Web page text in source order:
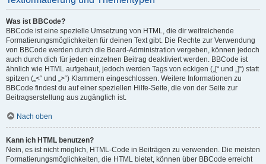
Was ist BBCode?
BBCode ist eine spezielle Umsetzung von HTML, die dir weitreichende
Formatierungsmöglichkeiten für deinen Text gibt. Die Rechte zur Verwendung
von BBCode werden durch die Board-Administration vergeben, können jedoch
auch durch dich für jeden einzelnen Beitrag deaktiviert werden. BBCode ist
ähnlich wie HTML aufgebaut, jedoch werden Tags von eckigen („[“ und „]“) statt
spitzen („<“ und „>“) Klammern eingeschlossen. Weitere Informationen zu
BBCode findest du auf einer speziellen Hilfe-Seite, die von der Seite zur
Beitragserstellung aus zugänglich ist.
Nach oben
Kann ich HTML benutzen?
Nein, es ist nicht möglich, HTML-Code in Beiträgen zu verwenden. Die meisten
Formatierungsmöglichkeiten, die HTML bietet, können über BBCode erreicht